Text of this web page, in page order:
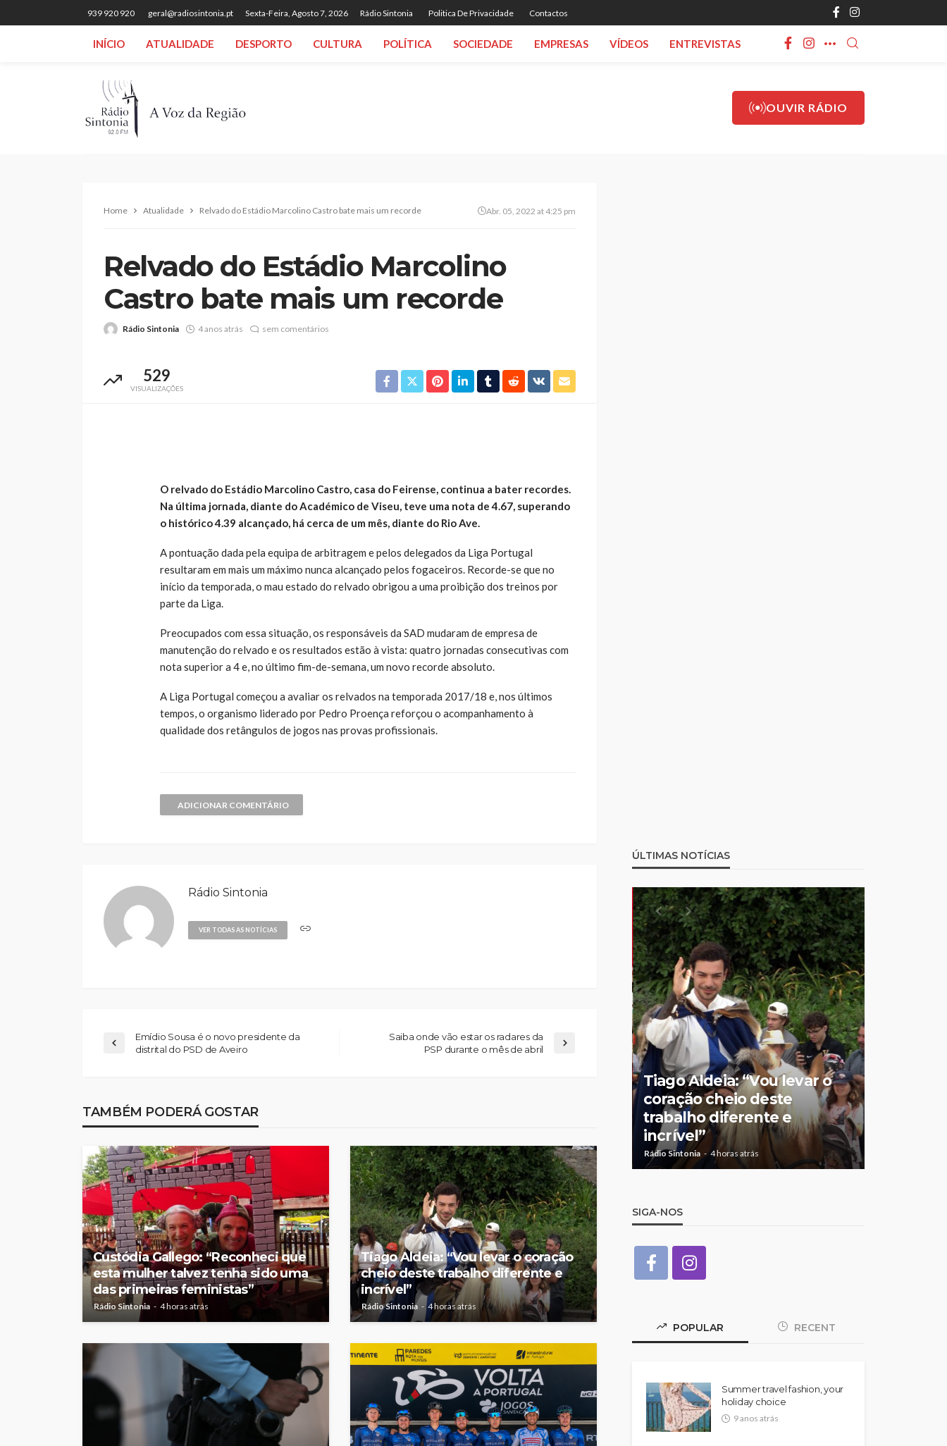
939 920 920 geral@radiosintonia.pt Sexta-Feira, Agosto 7, 2026 Rádio Sintonia Politica De Privacidade Contactos
INÍCIO ATUALIDADE DESPORTO CULTURA POLÍTICA SOCIEDADE EMPRESAS VÍDEOS ENTREVISTAS
OUVIR RÁDIO
Home Atualidade Relvado do Estádio Marcolino Castro bate mais um recorde Abr. 05, 2022 at 4:25 pm
Relvado do Estádio Marcolino
Castro bate mais um recorde
Rádio Sintonia 4 anos atrás sem comentários
529
VISUALIZAÇÕES
O relvado do Estádio Marcolino Castro, casa do Feirense, continua a bater recordes.
Na última jornada, diante do Académico de Viseu, teve uma nota de 4.67, superando
o histórico 4.39 alcançado, há cerca de um mês, diante do Rio Ave.
A pontuação dada pela equipa de arbitragem e pelos delegados da Liga Portugal
resultaram em mais um máximo nunca alcançado pelos fogaceiros. Recorde-se que no
início da temporada, o mau estado do relvado obrigou a uma proibição dos treinos por
parte da Liga.
Preocupados com essa situação, os responsáveis da SAD mudaram de empresa de
manutenção do relvado e os resultados estão à vista: quatro jornadas consecutivas com
nota superior a 4 e, no último fim-de-semana, um novo recorde absoluto.
A Liga Portugal começou a avaliar os relvados na temporada 2017/18 e, nos últimos
tempos, o organismo liderado por Pedro Proença reforçou o acompanhamento à
qualidade dos retângulos de jogos nas provas profissionais.
ADICIONAR COMENTÁRIO
Rádio Sintonia
VER TODAS AS NOTÍCIAS
Emídio Sousa é o novo presidente da
distrital do PSD de Aveiro
Saiba onde vão estar os radares da
PSP durante o mês de abril
TAMBÉM PODERÁ GOSTAR
Custódia Gallego: “Reconheci que
esta mulher talvez tenha sido uma
das primeiras feministas”
Rádio Sintonia 4 horas atrás
Tiago Aldeia: “Vou levar o coração
cheio deste trabalho diferente e
incrível”
Rádio Sintonia 4 horas atrás
ÚLTIMAS NOTÍCIAS
Beeceler na primeira etapa
Rádio Sintonia 20 horas atrás Rádio Sintonia 4 horas atrás
Tiago Aldeia: “Vou levar o
coração cheio deste
trabalho diferente e
incrível”
Rádio Sintonia 4 horas atrás
SIGA-NOS
POPULAR RECENT
Summer travel fashion, your
holiday choice
9 anos atrás